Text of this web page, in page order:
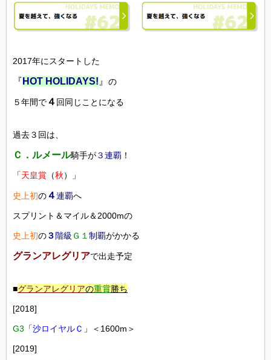
2017年にスタートした
『 HOT HOLIDAYS! 』 の
５年間で４ 回同じことになる
過去３回は、
Ｃ．ルメール騎手が３連覇 ！
「天皇賞 （秋）」
史上初の４連覇へ
スプリント＆マイル＆2000mの
史上初の３階級 Ｇ１ 制覇がかかる
グランアレグリアで出走予定
■グランアレグリアの重賞勝ち
[2018]
G3 「沙ロイヤルＣ 」＜1600m＞
[2019]